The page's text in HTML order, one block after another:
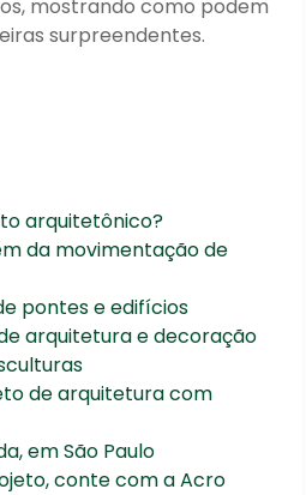
mostrando como podem
surpreendentes.
arquitetônico?
da movimentação de
pontes e edifícios
arquitetura e decoração
de arquitetura com
em São Paulo
conte com a Acro